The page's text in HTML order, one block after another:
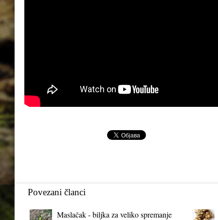
Povezani članci
Maslačak - biljka za veliko spremanje